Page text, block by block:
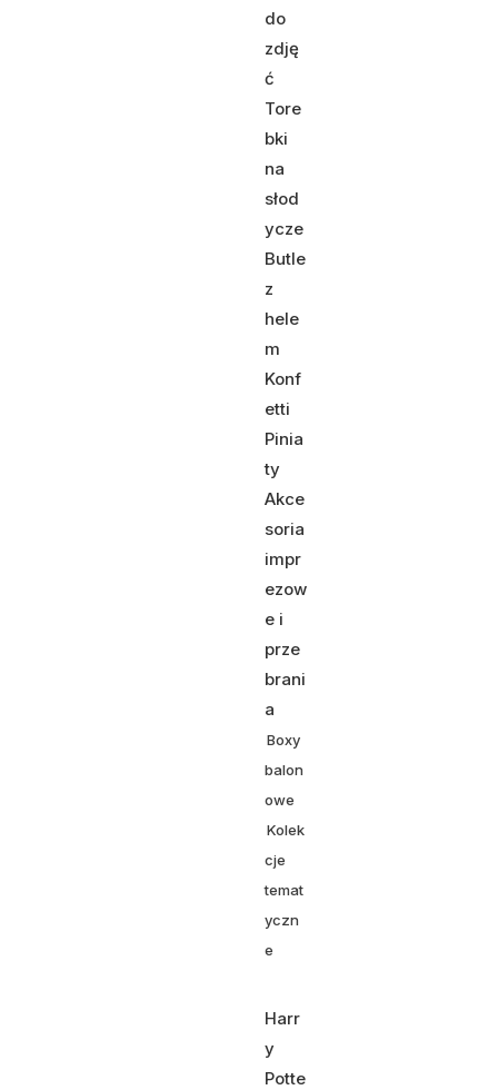
do
zdję
ć
Tore
bki
na
słod
ycze
Butle
z
hele
m
Konf
etti
Pinia
ty
Akce
soria
impr
ezow
e i
prze
brani
a
Boxy
balon
owe
Kolek
cje
temat
yczn
e
Harr
y
Potte